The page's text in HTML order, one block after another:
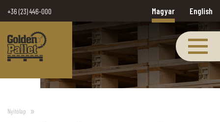
+36 (23) 446-000 Magyar English
Nyitólap